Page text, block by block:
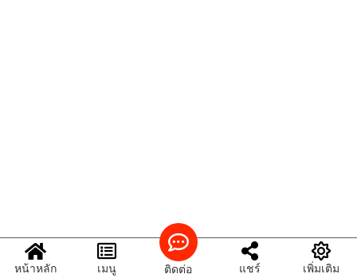
หน้าหลัก เมนู ติดต่อ แชร์ เพิ่มเติม